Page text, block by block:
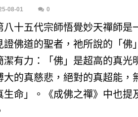
08-01 0
八十五代宗師悟覺妙天禪師是
證佛道的聖者，祂所說的「佛
潔有力：「佛」是超高的真光
大的真慈悲，絕對的真超能，
生命」。《成佛之禪》中也提